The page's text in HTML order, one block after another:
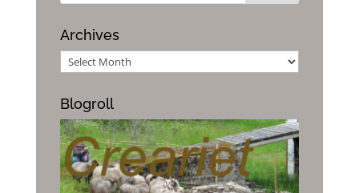
Archives
Archives
Blogroll